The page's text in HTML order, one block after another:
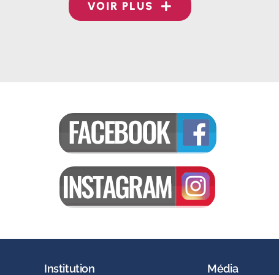
VOIR PLUS
Institution Média